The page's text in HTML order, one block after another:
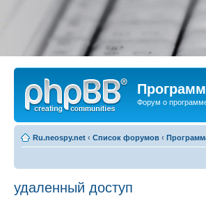
Форум о
Ru.neospy.net ‹ Список форумов ‹
удаленный доступ